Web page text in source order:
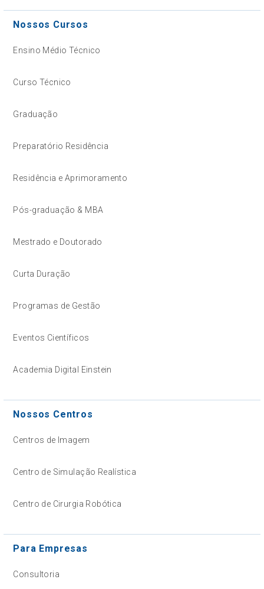
Nossos Cursos
Ensino Médio Técnico
Curso Técnico
Graduação
Preparatório Residência
Residência e Aprimoramento
Pós-graduação & MBA
Mestrado e Doutorado
Curta Duração
Programas de Gestão
Eventos Científicos
Academia Digital Einstein
Nossos Centros
Centros de Imagem
Centro de Simulação Realística
Centro de Cirurgia Robótica
Para Empresas
Consultoria